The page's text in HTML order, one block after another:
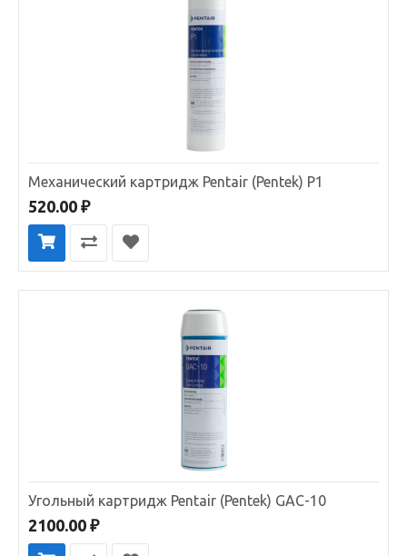
Механический картридж Pentair (Pentek) P1
520.00 ₽
Угольный картридж Pentair (Pentek) GAC-10
2100.00 ₽